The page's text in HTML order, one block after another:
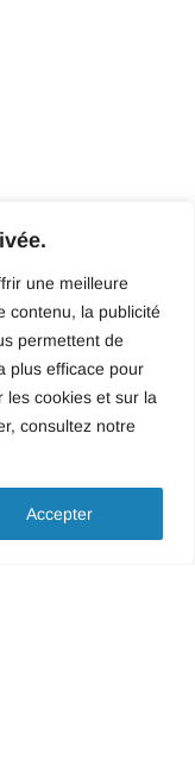
une meilleure
contenu, la publicité
permettent de
plus efficace pour
les cookies et sur la
consultez notre
Accepter
0